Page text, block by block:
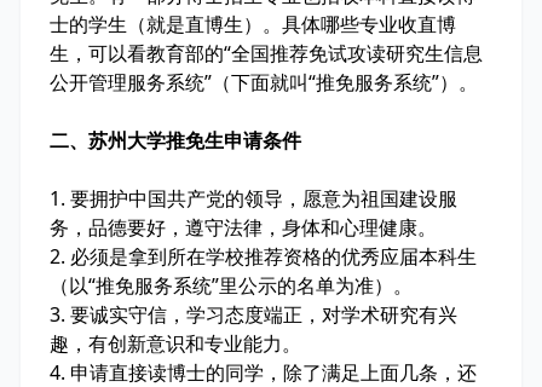
士的学生（就是直博生）。具体哪些专业收直博
生，可以看教育部的“全国推荐免试攻读研究生信息
公开管理服务系统”（下面就叫“推免服务系统”）。
二、苏州大学推免生申请条件
1. 要拥护中国共产党的领导，愿意为祖国建设服
务，品德要好，遵守法律，身体和心理健康。
2. 必须是拿到所在学校推荐资格的优秀应届本科生
（以“推免服务系统”里公示的名单为准）。
3. 要诚实守信，学习态度端正，对学术研究有兴
趣，有创新意识和专业能力。
4. 申请直接读博士的同学，除了满足上面几条，还